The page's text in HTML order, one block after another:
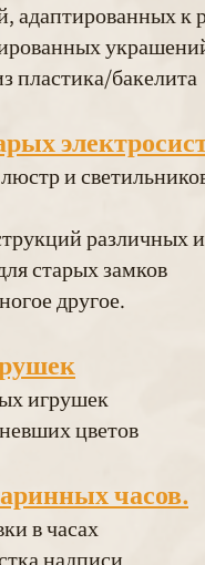
адаптированных к
пластика/бакелита
и
различных
старых замков
другое.
игрушек
цветов
часов.
в часах